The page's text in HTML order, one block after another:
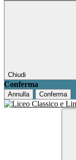
Chiudi
Conferma
Annulla Conferma